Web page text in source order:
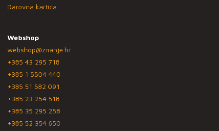
Darovna kartica
Webshop
webshop@znanje.hr
+385 43 295 718
+385 1 5504 440
+385 51 582 091
+385 23 254 518
+385 35 295 258
+385 52 354 650